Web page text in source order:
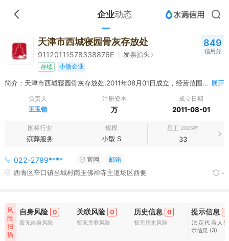
企业动态
天津市西城寝园骨灰存放处
91120111578338876E 发票抬头
存续 小微企业
849
信用分
简介：天津市西城寝园骨灰存放处,2011年08月01日成立，经营范围包括骨灰存放；工艺品加工、销售。（以上经营范围涉及行业许可的凭许可证件，在有效期限内经营，国家有专项专营规定的按规定办理） 展开
负责人
王玉锁
注册资本
万
成立日期
2011-08-01
国标行业
殡葬服务
规模
小型 S
员工 2025年
33
022-2799**** 官网 邮箱
西青区辛口镇当城村南玉佛禅寺主道场区西侧 -
风
险
扫
描
自身风险 0
暂无自身风险
关联风险 0
暂无关联风险
历史信息 0
暂无历史风险
提示信息 3
法定代表人
示信息 (3)